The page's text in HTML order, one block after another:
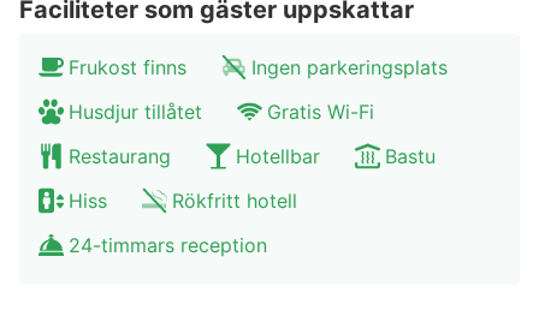
Faciliteter som gäster uppskattar
Frukost finns
Ingen parkeringsplats
Husdjur tillåtet
Gratis Wi-Fi
Restaurang
Hotellbar
Bastu
Hiss
Rökfritt hotell
24-timmars reception